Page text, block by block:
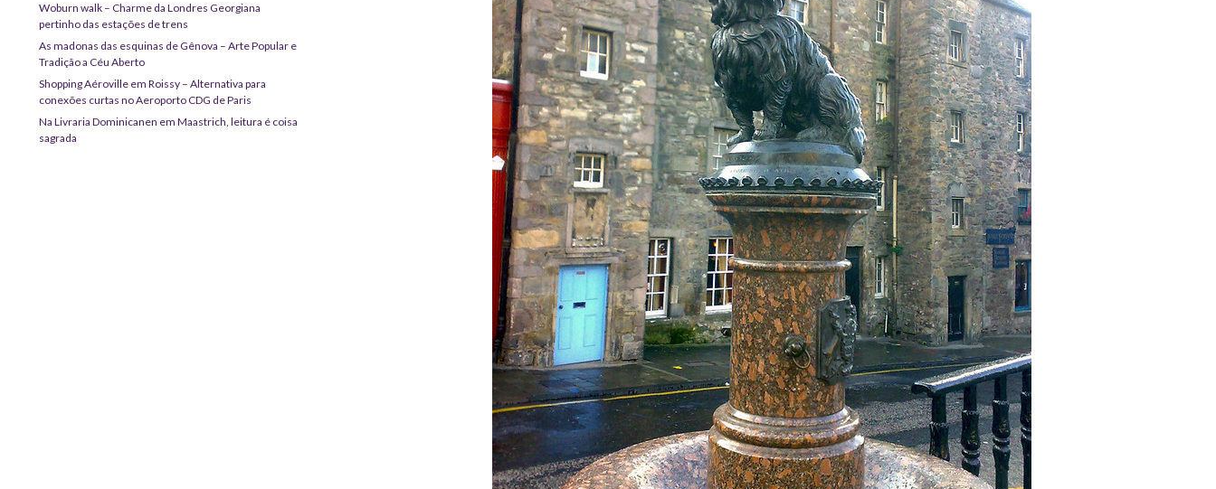
Woburn walk – Charme da Londres Georgiana
pertinho das estações de trens
As madonas das esquinas de Gênova – Arte Popular e
Tradição a Céu Aberto
Shopping Aéroville em Roissy – Alternativa para
conexões curtas no Aeroporto CDG de Paris
Na Livraria Dominicanen em Maastrich, leitura é coisa
sagrada